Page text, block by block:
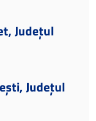
Județul
Județul